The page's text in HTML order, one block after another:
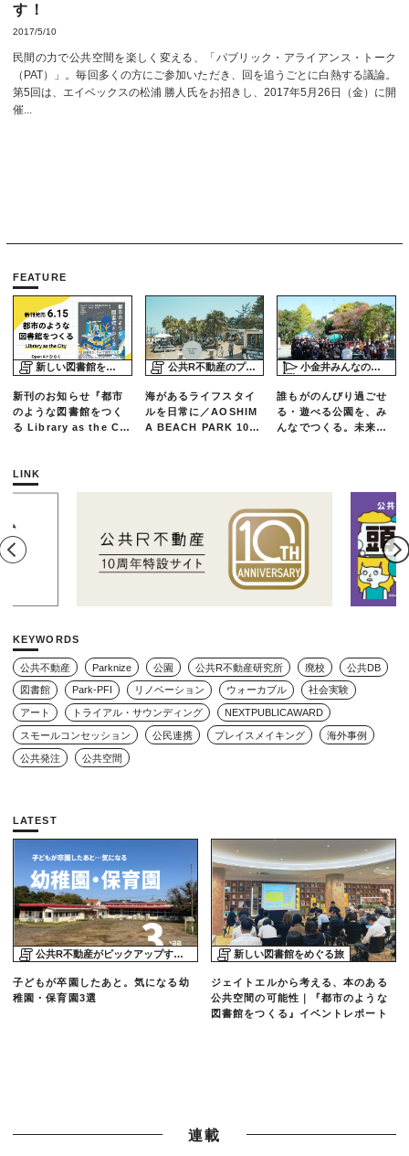
す！
2017/5/10
民間の力で公共空間を楽しく変える、「パブリック・アライアンス・トーク
（PAT）」。毎回多くの方にご参加いただき、回を追うごとに白熱する議論。
第5回は、エイベックスの松浦 勝人氏をお招きし、2017年5月26日（金）に開
催...
FEATURE
新しい図書館をめぐる旅
新刊のお知らせ『都市
のような図書館をつく
る Library as the Cit
公共R不動産のプロジェクトスタディ
海があるライフスタイ
ルを日常に／AOSHIM
A BEACH PARK 10年
小金井みんなの公園プロジェクト「play here」
誰もがのんびり過ごせ
る・遊べる公園を、み
んなでつくる。未来の
LINK
KEYWORDS
公共不動産 Parknize 公園 公共R不動産研究所 廃校 公共DB
図書館 Park-PFI リノベーション ウォーカブル 社会実験
アート トライアル・サウンディング NEXTPUBLICAWARD
スモールコンセッション 公民連携 プレイスメイキング 海外事例
公共発注 公共空間
LATEST
公共R不動産がピックアップする物件
子どもが卒園したあと。気になる幼
稚園・保育園3選
新しい図書館をめぐる旅
ジェイトエルから考える、本のある
公共空間の可能性｜『都市のような
図書館をつくる』イベントレポート
連載